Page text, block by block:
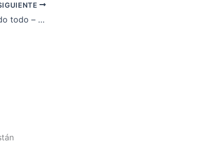
José Manuel: He perdido todo – para ganar lo más valioso